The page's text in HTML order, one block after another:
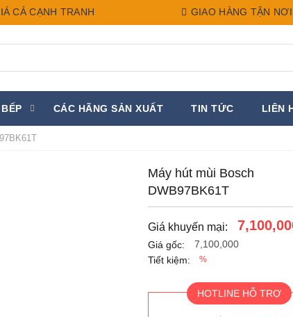
CẢ CẠNH TRANH GIAO HÀNG TẬN NƠI
CÁC HÃNG SẢN XUẤT TIN TỨC LIÊN
Máy hút mùi Bosch
DWB97BK61T
Giá khuyến mại:
Giá gốc:
7,100,000
Tiết kiệm:
%
HOTLINE HỖ TRỢ